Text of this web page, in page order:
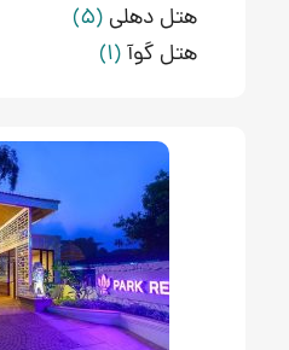
هتل دهلی (5)
هتل گوآ(1)